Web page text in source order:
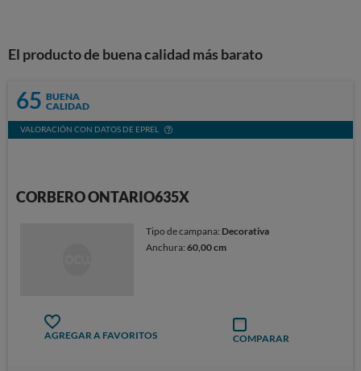
El producto de buena calidad más barato
65 BUENA
CALIDAD
VALORACIÓN CON DATOS DE EPREL
CORBERO ONTARIO635X
Tipo de campana: Decorativa
Anchura:60,00 cm
AGREGAR A FAVORITOS COMPARAR